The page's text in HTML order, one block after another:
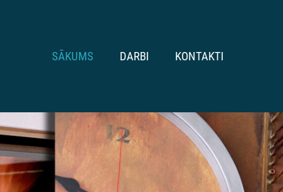
SĀKUMS DARBI KONTAKTI